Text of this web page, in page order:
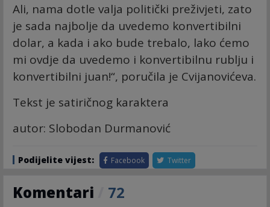
Ali, nama dotle valja politički preživjeti, zato
je sada najbolje da uvedemo konvertibilni
dolar, a kada i ako bude trebalo, lako ćemo
mi ovdje da uvedemo i konvertibilnu rublju i
konvertibilni juan!“, poručila je Cvijanovićeva.
Tekst je satiričnog karaktera
autor: Slobodan Durmanović
Podijelite vijest: Facebook Twitter
Komentari 72